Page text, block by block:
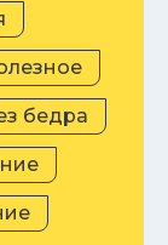
бедра